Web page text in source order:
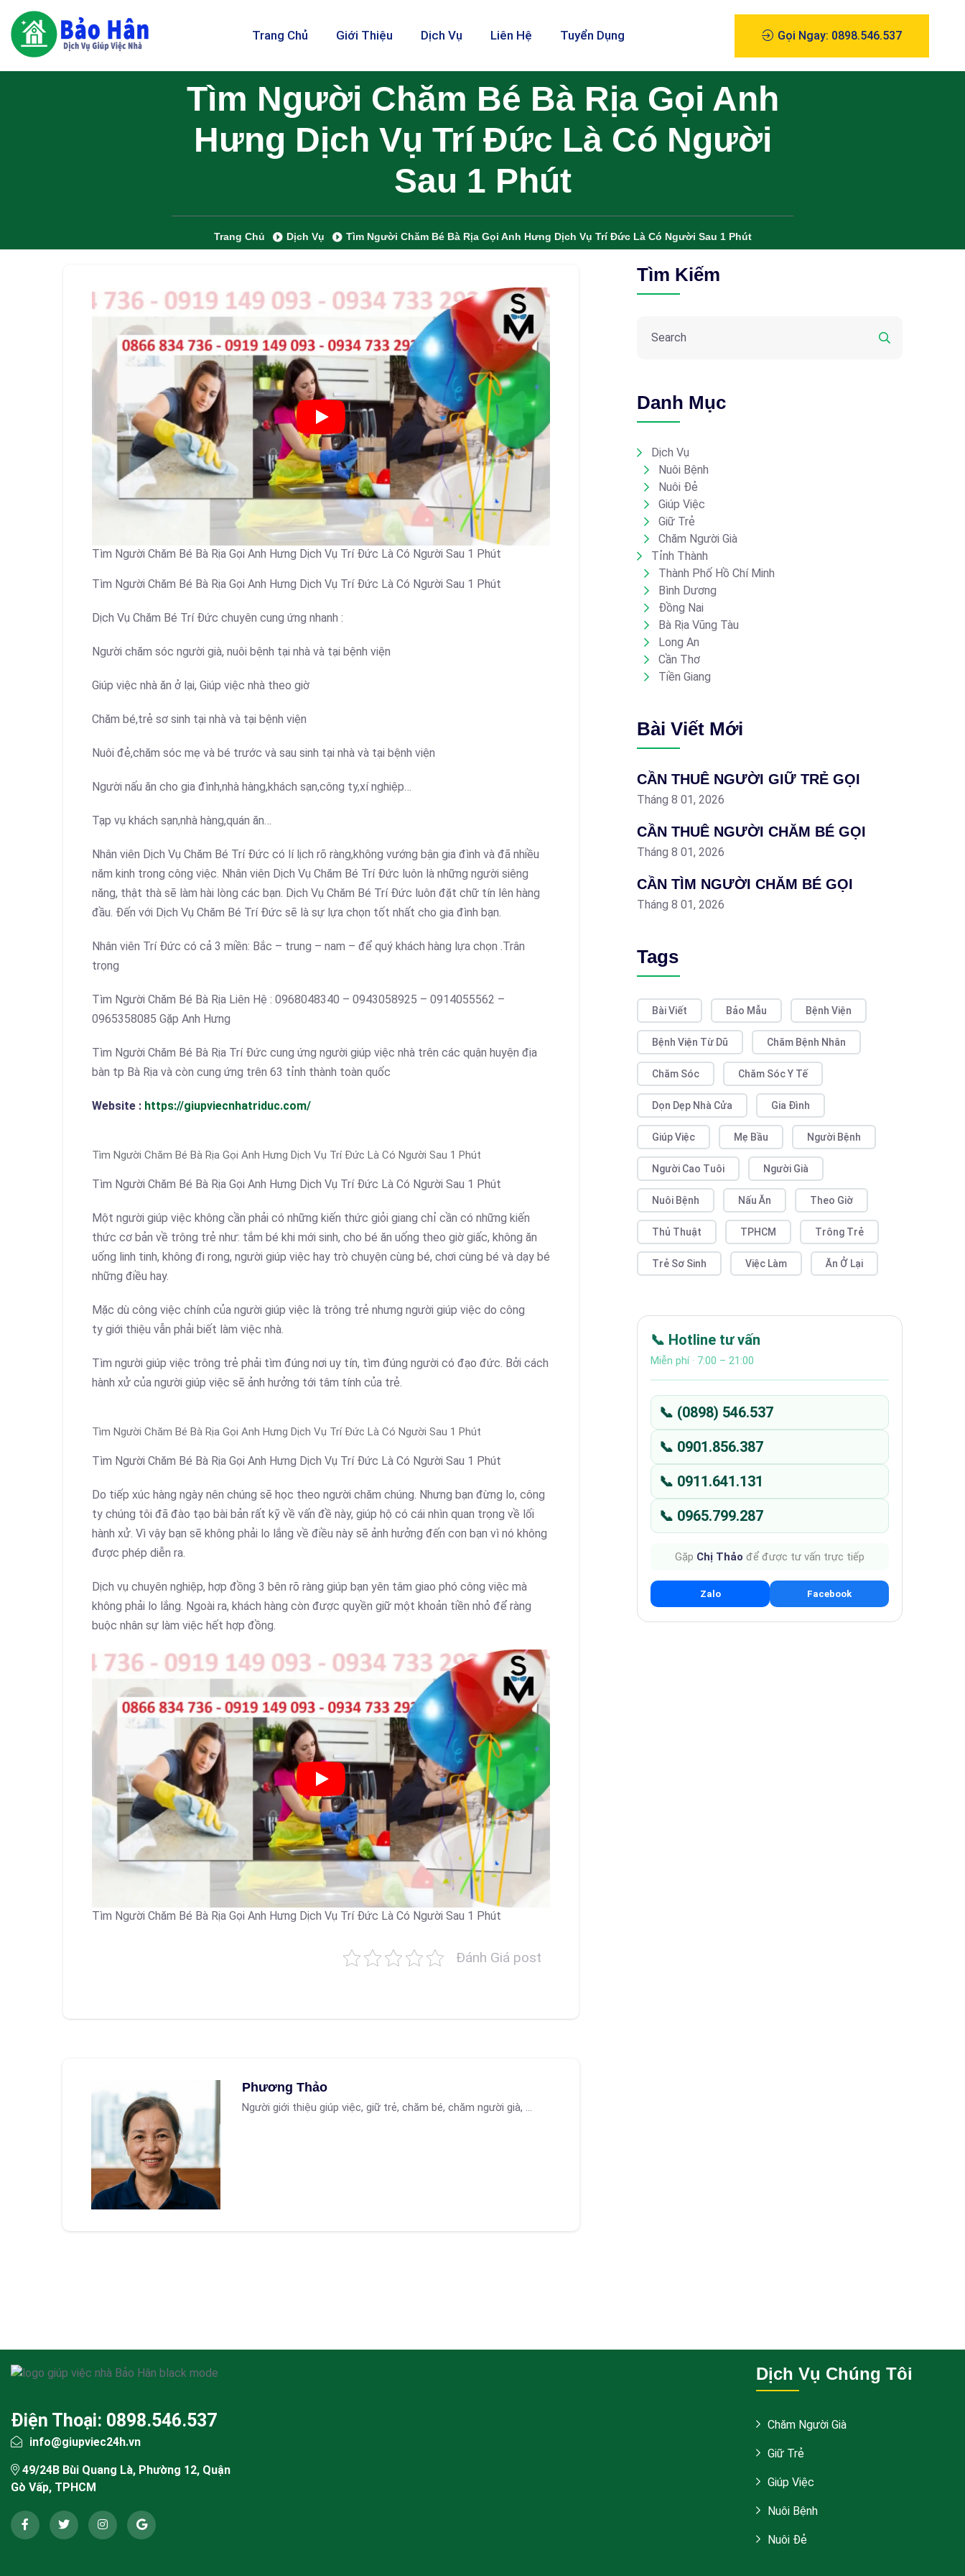
Trang Chủ Giới Thiệu Dịch Vụ Liên Hệ Tuyển Dụng Gọi Ngay: 0898.546.537
Tìm Người Chăm Bé Bà Rịa Gọi Anh
Hưng Dịch Vụ Trí Đức Là Có Người
Sau 1 Phút
Trang Chủ Dịch Vụ Tìm Người Chăm Bé Bà Rịa Gọi Anh Hưng Dịch Vụ Trí Đức Là Có Người Sau 1 Phút
Tìm Người Chăm Bé Bà Rịa Gọi Anh Hưng Dịch Vụ Trí Đức Là Có Người Sau 1 Phút
Tìm Người Chăm Bé Bà Rịa Gọi Anh Hưng Dịch Vụ Trí Đức Là Có Người Sau 1 Phút
Dịch Vụ Chăm Bé Trí Đức chuyên cung ứng nhanh :
Người chăm sóc người già, nuôi bệnh tại nhà và tại bệnh viện
Giúp việc nhà ăn ở lại, Giúp việc nhà theo giờ
Chăm bé,trẻ sơ sinh tại nhà và tại bệnh viện
Nuôi đẻ,chăm sóc mẹ và bé trước và sau sinh tại nhà và tại bệnh viện
Người nấu ăn cho gia đình,nhà hàng,khách sạn,công ty,xí nghiệp…
Tạp vụ khách sạn,nhà hàng,quán ăn…
Nhân viên Dịch Vụ Chăm Bé Trí Đức có lí lịch rõ ràng,không vướng bận gia đình và đã nhiều
năm kinh trong công việc. Nhân viên Dịch Vụ Chăm Bé Trí Đức luôn là những người siêng
năng, thật thà sẽ làm hài lòng các bạn. Dịch Vụ Chăm Bé Trí Đức luôn đặt chữ tín lên hàng
đầu. Đến với Dịch Vụ Chăm Bé Trí Đức sẽ là sự lựa chọn tốt nhất cho gia đình bạn.
Nhân viên Trí Đức có cả 3 miền: Bắc – trung – nam – để quý khách hàng lựa chọn .Trân
trọng
Tìm Người Chăm Bé Bà Rịa Liên Hệ : 0968048340 – 0943058925 – 0914055562 –
0965358085 Gặp Anh Hưng
Tìm Người Chăm Bé Bà Rịa Trí Đức cung ứng người giúp việc nhà trên các quận huyện địa
bàn tp Bà Rịa và còn cung ứng trên 63 tỉnh thành toàn quốc
Website : https://giupviecnhatriduc.com/
Tìm Người Chăm Bé Bà Rịa Gọi Anh Hưng Dịch Vụ Trí Đức Là Có Người Sau 1 Phút
Tìm Người Chăm Bé Bà Rịa Gọi Anh Hưng Dịch Vụ Trí Đức Là Có Người Sau 1 Phút
Một người giúp việc không cần phải có những kiến thức giỏi giang chỉ cần có những kiến
thức cơ bản về trông trẻ như: tắm bé khi mới sinh, cho bé ăn uống theo giờ giấc, không ăn
uống linh tinh, không đi rong, người giúp việc hay trò chuyện cùng bé, chơi cùng bé và dạy bé
những điều hay.
Mặc dù công việc chính của người giúp việc là trông trẻ nhưng người giúp việc do công
ty giới thiệu vẫn phải biết làm việc nhà.
Tìm người giúp việc trông trẻ phải tìm đúng nơi uy tín, tìm đúng người có đạo đức. Bởi cách
hành xử của người giúp việc sẽ ảnh hưởng tới tâm tính của trẻ.
Tìm Người Chăm Bé Bà Rịa Gọi Anh Hưng Dịch Vụ Trí Đức Là Có Người Sau 1 Phút
Tìm Người Chăm Bé Bà Rịa Gọi Anh Hưng Dịch Vụ Trí Đức Là Có Người Sau 1 Phút
Do tiếp xúc hàng ngày nên chúng sẽ học theo người chăm chúng. Nhưng bạn đừng lo, công
ty chúng tôi đã đào tạo bài bản rất kỹ về vấn đề này, giúp hộ có cái nhìn quan trọng về lối
hành xử. Vì vậy bạn sẽ không phải lo lắng về điều này sẽ ảnh hưởng đến con bạn vì nó không
được phép diễn ra.
Dịch vụ chuyên nghiệp, hợp đồng 3 bên rõ ràng giúp bạn yên tâm giao phó công việc mà
không phải lo lắng. Ngoài ra, khách hàng còn được quyền giữ một khoản tiền nhỏ để ràng
buộc nhân sự làm việc hết hợp đồng.
Tìm Người Chăm Bé Bà Rịa Gọi Anh Hưng Dịch Vụ Trí Đức Là Có Người Sau 1 Phút
Đánh Giá post
Phương Thảo
Người giới thiệu giúp việc, giữ trẻ, chăm bé, chăm người già, ...
Tìm Kiếm
Danh Mục
Dịch Vụ
Nuôi Bệnh
Nuôi Đẻ
Giúp Việc
Giữ Trẻ
Chăm Người Già
Tỉnh Thành
Thành Phố Hồ Chí Minh
Bình Dương
Đồng Nai
Bà Rịa Vũng Tàu
Long An
Cần Thơ
Tiền Giang
Bài Viết Mới
CẦN THUÊ NGƯỜI GIỮ TRẺ GỌI
Tháng 8 01, 2026
CẦN THUÊ NGƯỜI CHĂM BÉ GỌI
Tháng 8 01, 2026
CẦN TÌM NGƯỜI CHĂM BÉ GỌI
Tháng 8 01, 2026
Tags
Bài Viết Bảo Mẫu Bệnh Viện
Bệnh Viện Từ Dũ Chăm Bệnh Nhân
Chăm Sóc Chăm Sóc Y Tế
Dọn Dẹp Nhà Cửa Gia Đình
Giúp Việc Mẹ Bầu Người Bệnh
Người Cao Tuôi Người Già
Nuôi Bệnh Nấu Ăn Theo Giờ
Thủ Thuật TPHCM Trông Trẻ
Trẻ Sơ Sinh Việc Làm Ăn Ở Lại
📞 Hotline tư vấn
Miễn phí · 7:00 – 21:00
📞 (0898) 546.537
📞 0901.856.387
📞 0911.641.131
📞 0965.799.287
Gặp Chị Thảo để được tư vấn trực tiếp
Zalo Facebook
Điện Thoại: 0898.546.537
info@giupviec24h.vn
49/24B Bùi Quang Là, Phường 12, Quận
Gò Vấp, TPHCM
Dịch Vụ Chúng Tôi
Chăm Người Già
Giữ Trẻ
Giúp Việc
Nuôi Bệnh
Nuôi Đẻ